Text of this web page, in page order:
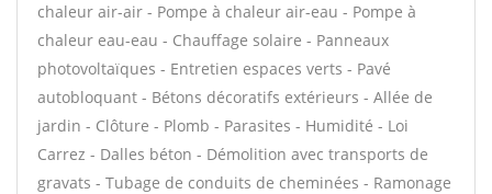
chaleur air-air - Pompe à chaleur air-eau - Pompe à
chaleur eau-eau - Chauffage solaire - Panneaux
photovoltaïques - Entretien espaces verts - Pavé
autobloquant - Bétons décoratifs extérieurs - Allée de
jardin - Clôture - Plomb - Parasites - Humidité - Loi
Carrez - Dalles béton - Démolition avec transports de
gravats - Tubage de conduits de cheminées - Ramonage